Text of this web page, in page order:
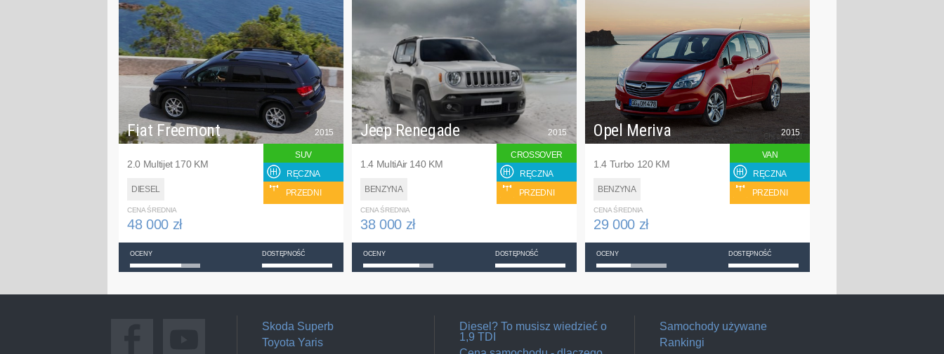
Fiat Freemont
2.0 Multijet 170 KM
DIESEL
2015
SUV
RĘCZNA
PRZEDNI
CENA ŚREDNIA
48 000 zł
OCENY DOSTĘPNOŚĆ
Jeep Renegade
1.4 MultiAir 140 KM
BENZYNA
2015
CROSSOVER
RĘCZNA
PRZEDNI
CENA ŚREDNIA
38 000 zł
OCENY DOSTĘPNOŚĆ
Opel Meriva
1.4 Turbo 120 KM
BENZYNA
2015
VAN
RĘCZNA
PRZEDNI
CENA ŚREDNIA
29 000 zł
OCENY DOSTĘPNOŚĆ
Skoda Superb
Toyota Yaris
Diesel? To musisz wiedzieć o
1,9 TDI
Samochody używane
Rankingi